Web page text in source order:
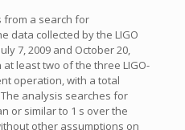
from a search for
data collected by the LIGO
7, 2009 and October 20,
least two of the three LIGO-
operation, with a total
analysis searches for
or similar to 1 s over the
other assumptions on